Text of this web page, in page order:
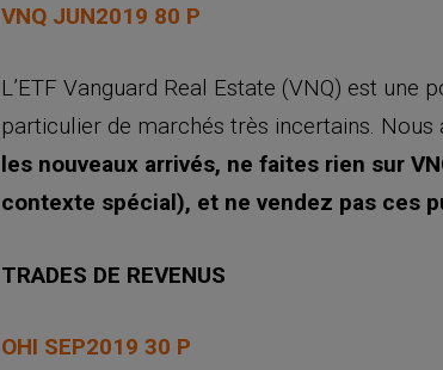
VNQ JUN2019 80 P
L’ETF Vanguard Real Estate (VNQ) est
particulier de marchés très incertains.
les nouveaux arrivés, ne faites rien sur
contexte spécial), et ne vendez pas ces
TRADES DE REVENUS
OHI SEP2019 30 P